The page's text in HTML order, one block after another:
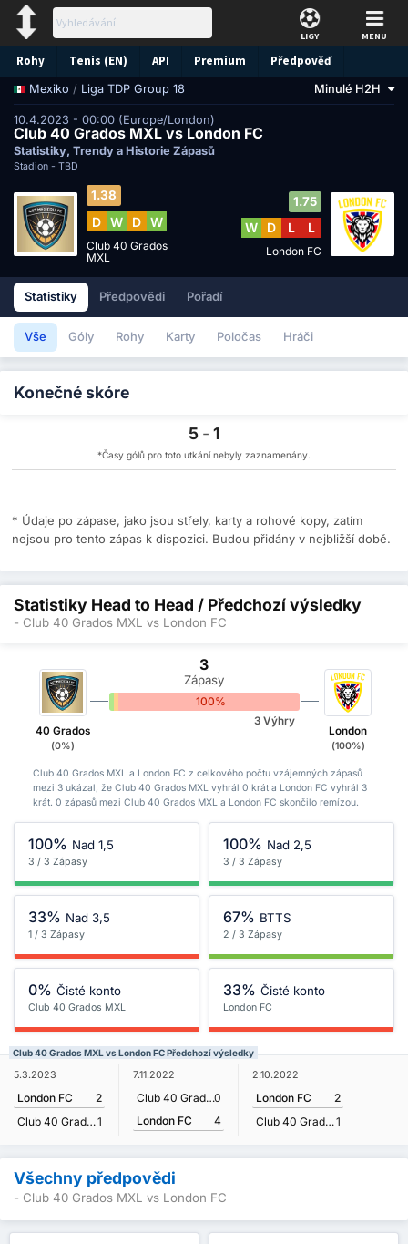
LIGY MENU
Rohy Tenis (EN) API Premium Předpověď
Mexiko / Liga TDP Group 18 Minulé H2H
10.4.2023 - 00:00 (Europe/London)
Club 40 Grados MXL vs London FC
Statistiky, Trendy a Historie Zápasů
Stadion - TBD
1.38
D W D W
Club 40 Grados
MXL
1.75
W D L L
London FC
Statistiky Předpovědi Pořadí
Vše Góly Rohy Karty Poločas Hráči
Konečné skóre
5 - 1
*Časy gólů pro toto utkání nebyly zaznamenány.
* Údaje po zápase, jako jsou střely, karty a rohové kopy, zatím
nejsou pro tento zápas k dispozici. Budou přidány v nejbližší době.
Statistiky Head to Head / Předchozí výsledky
- Club 40 Grados MXL vs London FC
40 Grados
(0%)
3
Zápasy
100%
3 Výhry
London
(100%)
Club 40 Grados MXL a London FC z celkového počtu vzájemných zápasů
mezi 3 ukázal, že Club 40 Grados MXL vyhrál 0 krát a London FC vyhrál 3
krát. 0 zápasů mezi Club 40 Grados MXL a London FC skončilo remízou.
100% Nad 1,5
3 / 3 Zápasy
100% Nad 2,5
3 / 3 Zápasy
33% Nad 3,5
1 / 3 Zápasy
67% BTTS
2 / 3 Zápasy
0% Čisté konto
Club 40 Grados MXL
33% Čisté konto
London FC
Club 40 Grados MXL vs London FC Předchozí výsledky
5.3.2023
London FC
2
Club 40 Grados MXL1
7.11.2022
Club 40 Grados MXL0
London FC
4
2.10.2022
London FC
2
Club 40 Grados MXL1
Všechny předpovědi
- Club 40 Grados MXL vs London FC